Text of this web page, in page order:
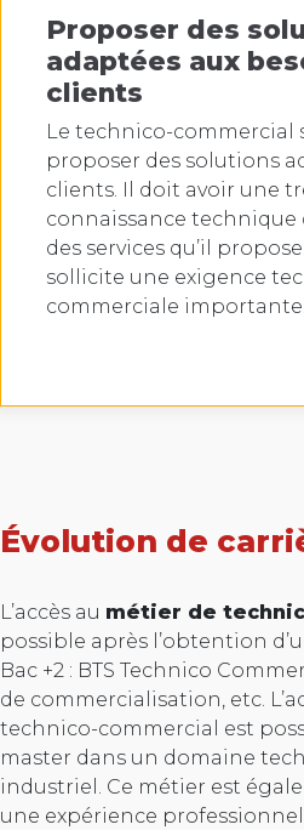
Proposer des
adaptées aux
clients
Le technico-commercial
proposer des solutions
clients. Il doit avoir une
connaissance technique
des services qu’il
sollicite une exigence
commerciale importante.
Évolution de
L’accès au métier de
possible après l’obtention
Bac +2 : BTS Technico
de commercialisation, etc.
technico-commercial est
master dans un domaine
industriel. Ce métier est
une expérience